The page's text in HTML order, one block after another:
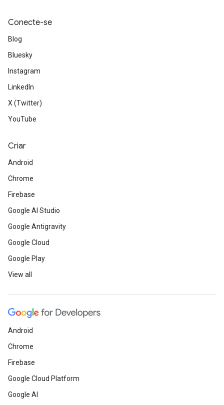
Conecte-se
Blog
Bluesky
Instagram
LinkedIn
X (Twitter)
YouTube
Criar
Android
Chrome
Firebase
Google AI Studio
Google Antigravity
Google Cloud
Google Play
View all
Android
Chrome
Firebase
Google Cloud Platform
Google AI